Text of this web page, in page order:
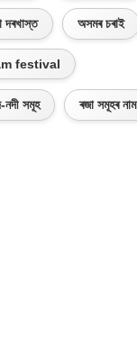
দৰখাস্ত অসমৰ চৰাই
festival
সমূহ ৰজা সমূহৰ নাম